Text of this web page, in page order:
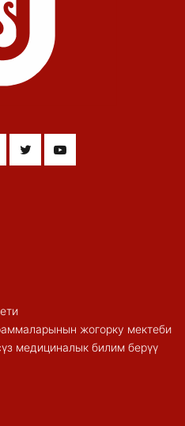
жогорку мектеби
медициналык билим берүү